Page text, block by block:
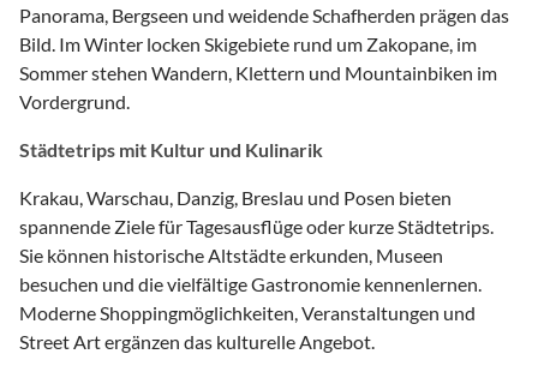
Panorama, Bergseen und weidende Schafherden prägen das
Bild. Im Winter locken Skigebiete rund um Zakopane, im
Sommer stehen Wandern, Klettern und Mountainbiken im
Vordergrund.
Städtetrips mit Kultur und Kulinarik
Krakau, Warschau, Danzig, Breslau und Posen bieten
spannende Ziele für Tagesausflüge oder kurze Städtetrips.
Sie können historische Altstädte erkunden, Museen
besuchen und die vielfältige Gastronomie kennenlernen.
Moderne Shoppingmöglichkeiten, Veranstaltungen und
Street Art ergänzen das kulturelle Angebot.